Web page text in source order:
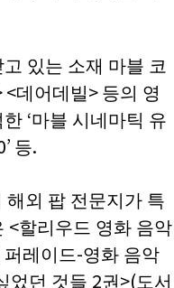
동문회비
있는 소재 마블 코
<데어데빌> 등의 영
한 ‘마블 시네마틱 유
등.
해외 팝 전문지가 특
<할리우드 영화 음악
레이드-영화 음악
었던 것들 2권 >(도서